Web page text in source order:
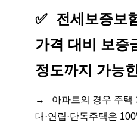
✅ 전세보증보
가격 대비 보증
정도까지 가능
→
아파트의 경우 주택
대·연립·단독주택은